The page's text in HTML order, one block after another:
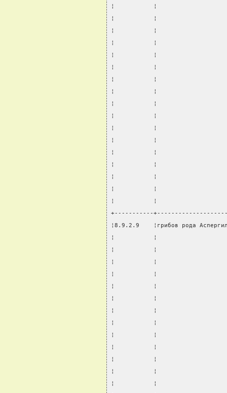
¦           ¦
¦           ¦
¦           ¦
¦           ¦
¦           ¦
¦           ¦
¦           ¦
¦           ¦
¦           ¦
¦           ¦
¦           ¦
¦           ¦
¦           ¦
¦           ¦
¦           ¦
¦           ¦
¦           ¦
+-----------
¦8.9.2.9    ¦грибов рода
¦           ¦
¦           ¦
¦           ¦
¦           ¦
¦           ¦
¦           ¦
¦           ¦
¦           ¦
¦           ¦
¦           ¦
¦           ¦
¦           ¦
¦           ¦